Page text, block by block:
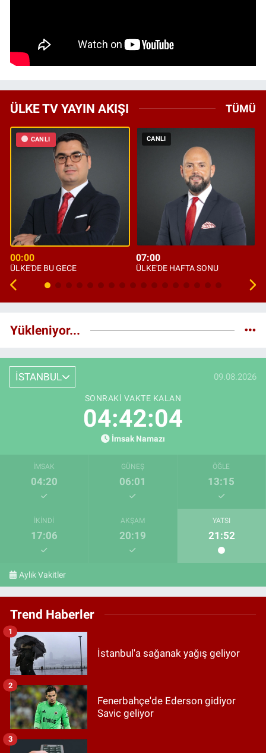
ÜLKE TV YAYIN AKIŞI TÜMÜ
CANLI
00:00
ÜLKE'DE BU GECE
CANLI
07:00
ÜLKE'DE HAFTA SONU
Yükleniyor...
İSTANBUL 09.08.2026
SONRAKI VAKTE KALAN
04:42:03
İmsak Namazı
İMSAK
04:20
GÜNEŞ
06:01
ÖĞLE
13:15
İKINDI
17:06
AKŞAM
20:19
YATSI
21:52
Aylık Vakitler
Trend Haberler
İstanbul'a sağanak yağış geliyor
1
Fenerbahçe'de Ederson gidiyor
Savic geliyor
2
3